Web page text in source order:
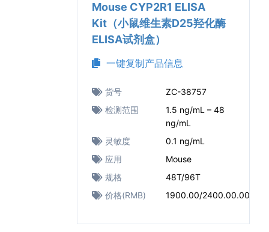
Mouse CYP2R1 ELISA
Kit（小鼠维生素D25羟化酶
ELISA试剂盒）
一键复制产品信息
货号
ZC-38757
检测范围
1.5 ng/mL – 48
ng/mL
灵敏度
0.1 ng/mL
应用
Mouse
规格
48T/96T
价格(RMB)
1900.00/2400.00.00